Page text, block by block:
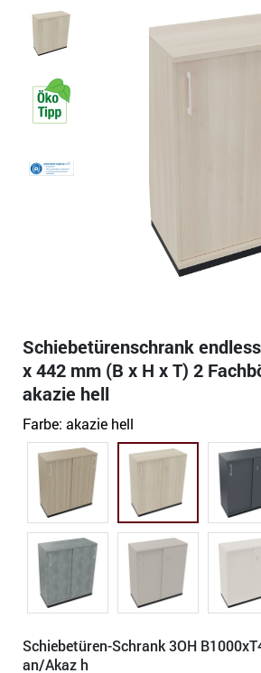
Schiebetürenschrank
x 442 mm (B x H x T) 2
akazie hell
Farbe: akazie hell
Schiebetüren-Schrank 3OH
an/Akaz h